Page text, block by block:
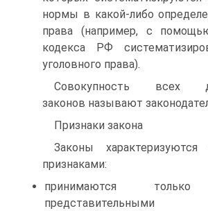
нормы в какой-либо
права (например, с
кодекса РФ
уголовного права).
Совокупность всех
законов называют
Признаки закона
Законы
признаками:
принимаются
представительными